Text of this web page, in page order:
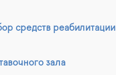
средств реабилитации
зала